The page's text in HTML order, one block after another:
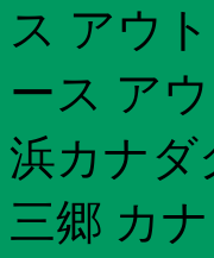
ス アウ
ース ア
浜カナダ
三郷 カ